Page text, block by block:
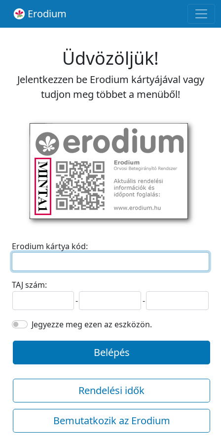
Erodium
Üdvözöljük!
Jelentkezzen be Erodium kártyájával vagy
tudjon meg többet a menüből!
Erodium kártya kód:
TAJ szám:
-
-
Jegyezze meg ezen az eszközön.
Belépés
Rendelési idők
Bemutatkozik az Erodium